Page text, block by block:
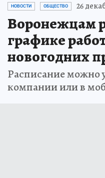
НОВОСТИ ОБЩЕСТВО 26
Воронежцам
графике
новогодних
Расписание можно
компании или в